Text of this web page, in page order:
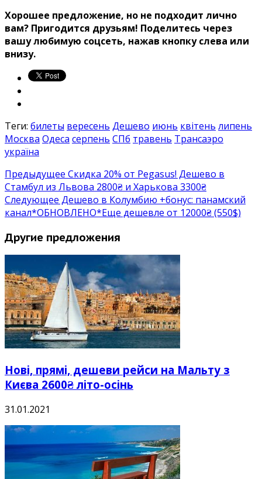
Хорошее предложение, но не подходит лично
вам? Пригодится друзьям! Поделитесь через
вашу любимую соцсеть, нажав кнопку слева или
внизу.
Теги: билеты вересень Дешево июнь квітень липень
Москва Одеса серпень СПб травень Трансаэро
україна
Предыдущее Скидка 20% от Pegasus! Дешево в
Стамбул из Львова 2800₴ и Харькова 3300₴
Следующее Дешево в Колумбию +бонус: панамский
канал*ОБНОВЛЕНО*Еще дешевле от 12000₴ (550$)
Другие предложения
Нові, прямі, дешеви рейси на Мальту з
Києва 2600₴ літо-осінь
31.01.2021